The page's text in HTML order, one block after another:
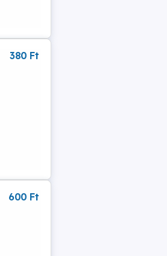
380 Ft
600 Ft